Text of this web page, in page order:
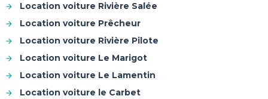
Location voiture Rivière Salée
Location voiture Prêcheur
Location voiture Rivière Pilote
Location voiture Le Marigot
Location voiture Le Lamentin
Location voiture le Carbet